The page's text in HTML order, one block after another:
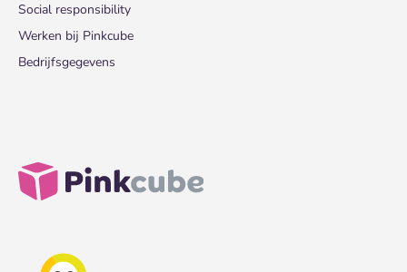
Social responsibility
Werken bij Pinkcube
Bedrijfsgegevens